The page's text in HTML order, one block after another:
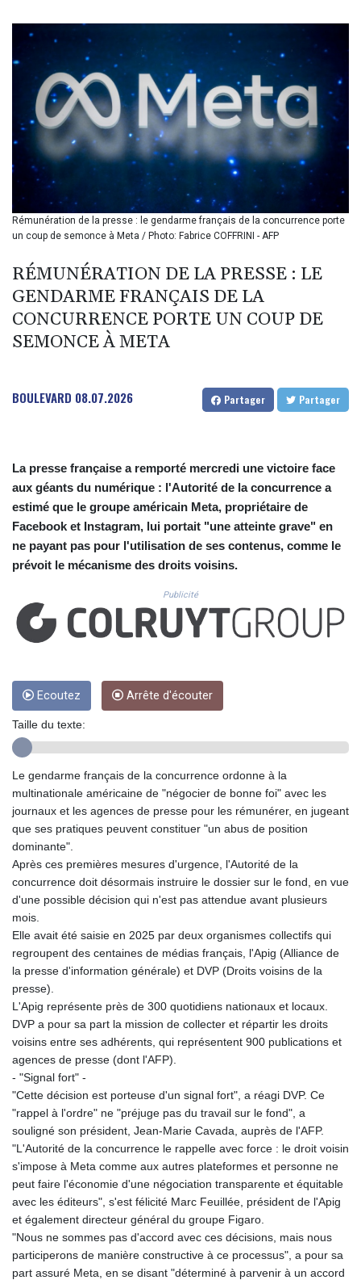
BMD 1.152209
BND 1.480174
BOB 13.962133
BRL 5.888365
BSD 1.154364
BTN 109.858653
BWP 15.612571
BYN 3.417782
BYR 22583.287906
BZD 2.321631
CAD 1.616319
CDF 2603.991686
CHF 0.936072
CLP 1055.284416
CNY 7.776313
CNH 7.773295
COP 3641.393866
CVE 110.287357
DOP 67.265387
DZD 153.102878
EGP 57.247371
ERN 17.283128
ETB 186.320421
FJD 2.552604
GBP 0.856512
GEL 3.013019
GGP 0.856369
GMD 85.263702
GNF 10137.703095
HKD 9.039024
HNL 30.940078
HRK 7.533599
HTG 150.927975
HUF 365.333043
ILS 3.472762
IMP 0.856369
INR 109.715086
IRR
1584113.947438
ISK 142.468329
JMD 182.981857
JOD 0.816908
JPY 182.455111
KES 149.049537
KHR 4683.238048
KMF 491.993323
KRW 1637.219545
KWD 0.356067
KYD 0.96202
KZT 540.94374
LAK 26082.966454
LBP
103373.346556
LKR 387.758699
LRD 208.366759
Rémunération de la presse : le gendarme français de la concurrence porte
un coup de semonce à Meta / Photo: Fabrice COFFRINI - AFP
RÉMUNÉRATION DE LA PRESSE : LE
GENDARME FRANÇAIS DE LA
CONCURRENCE PORTE UN COUP DE
SEMONCE À META
BOULEVARD 08.07.2026 Partager Partager
La presse française a remporté mercredi une victoire face
aux géants du numérique : l'Autorité de la concurrence a
estimé que le groupe américain Meta, propriétaire de
Facebook et Instagram, lui portait "une atteinte grave" en
ne payant pas pour l'utilisation de ses contenus, comme le
prévoit le mécanisme des droits voisins.
Publicité
Ecoutez Arrête d'écouter
Taille du texte:
Le gendarme français de la concurrence ordonne à la
multinationale américaine de "négocier de bonne foi" avec les
journaux et les agences de presse pour les rémunérer, en jugeant
que ses pratiques peuvent constituer "un abus de position
dominante".
Après ces premières mesures d'urgence, l'Autorité de la
concurrence doit désormais instruire le dossier sur le fond, en vue
d'une possible décision qui n'est pas attendue avant plusieurs
mois.
Elle avait été saisie en 2025 par deux organismes collectifs qui
regroupent des centaines de médias français, l'Apig (Alliance de
la presse d'information générale) et DVP (Droits voisins de la
presse).
L'Apig représente près de 300 quotidiens nationaux et locaux.
DVP a pour sa part la mission de collecter et répartir les droits
voisins entre ses adhérents, qui représentent 900 publications et
agences de presse (dont l'AFP).
- "Signal fort" -
"Cette décision est porteuse d'un signal fort", a réagi DVP. Ce
"rappel à l'ordre" ne "préjuge pas du travail sur le fond", a
souligné son président, Jean-Marie Cavada, auprès de l'AFP.
"L'Autorité de la concurrence le rappelle avec force : le droit voisin
s'impose à Meta comme aux autres plateformes et personne ne
peut faire l'économie d'une négociation transparente et équitable
avec les éditeurs", s'est félicité Marc Feuillée, président de l'Apig
et également directeur général du groupe Figaro.
"Nous ne sommes pas d'accord avec ces décisions, mais nous
participerons de manière constructive à ce processus", a pour sa
part assuré Meta, en se disant "déterminé à parvenir à un accord